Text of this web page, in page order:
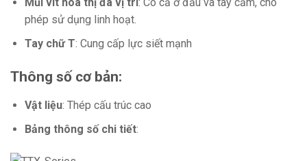
phép sử dụng linh hoạt.
Tay chữ T: Cung cấp lực siết mạnh
Thông số cơ bản:
Vật liệu: Thép cấu trúc cao
Bảng thông số chi tiết: